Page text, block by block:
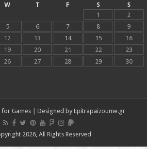
W T F S
S
1
2
5 6 7 8
9
12 13 14 15
16
19 20 21 22
23
26 27 28 29
30
for Games| Designed by Epitrapaizoume.gr
2026, All Rights Reserved